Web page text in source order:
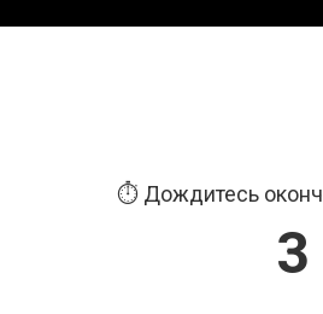
⏱️ Дождитесь
3